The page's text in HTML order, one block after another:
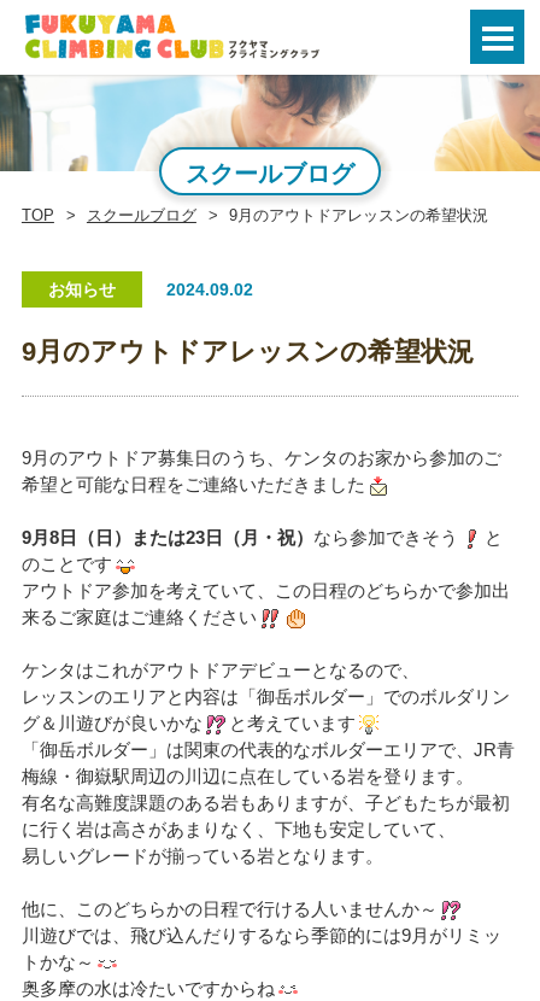
スクールブログ
TOP スクールブログ 9月のアウトドアレッスンの希望状況
お知らせ 2024.09.02
9月のアウトドアレッスンの希望状況
9月のアウトドア募集日のうち、ケンタのお家から参加のご
希望と可能な日程をご連絡いただきました
9月8日（日）または23日（月・祝） なら参加できそう
と
のことです
アウトドア参加を考えていて、この日程のどちらかで参加出
来るご家庭はご連絡ください
ケンタはこれがアウトドアデビューとなるので、
レッスンのエリアと内容は「御岳ボルダー」でのボルダリン
グ＆川遊びが良いかな
と考えています
「御岳ボルダー」は関東の代表的なボルダーエリアで、JR青
梅線・御嶽駅周辺の川辺に点在している岩を登ります。
有名な高難度課題のある岩もありますが、子どもたちが最初
に行く岩は高さがあまりなく、下地も安定していて、
易しいグレードが揃っている岩となります。
他に、このどちらかの日程で行ける人いませんか～
川遊びでは、飛び込んだりするなら季節的には9月がリミッ
トかな～
奥多摩の水は冷たいですからね